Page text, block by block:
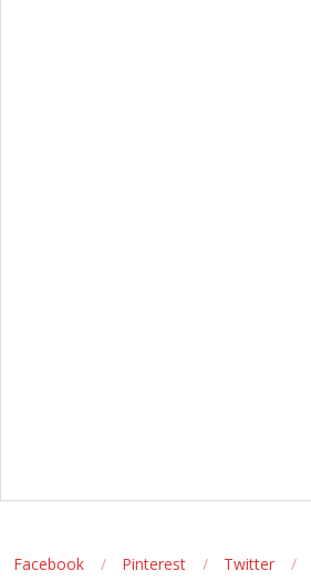
Facebook Pinterest Twitter